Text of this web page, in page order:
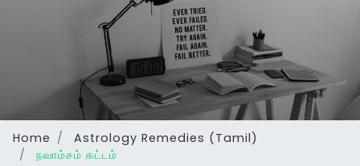
Home
Astrology Remedies (Tamil)
நவாம்சம் கட்டம்